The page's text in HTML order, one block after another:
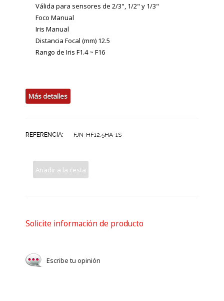
Válida para sensores de 2/3", 1/2" y 1/3"
Foco Manual
Iris Manual
Distancia Focal (mm) 12.5
Rango de Iris F1.4 ~ F16
Más detalles
REFERENCIA: FJN-HF12.5HA-1S
Añadir a la cesta
Solicite información de producto
Escribe tu opinión